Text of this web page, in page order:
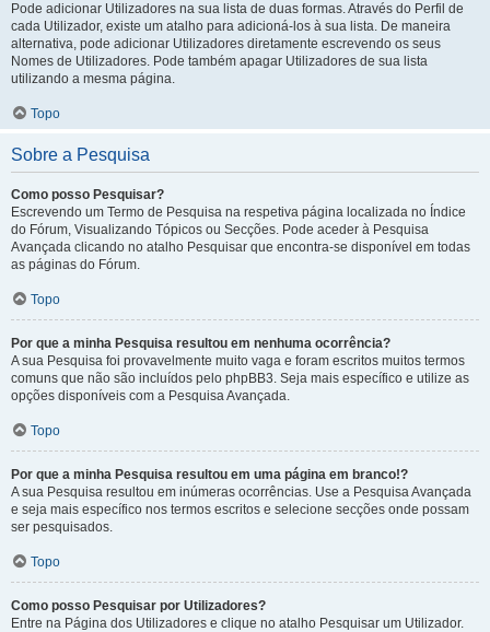
Pode adicionar Utilizadores na sua lista de duas formas. Através do Perfil de
cada Utilizador, existe um atalho para adicioná-los à sua lista. De maneira
alternativa, pode adicionar Utilizadores diretamente escrevendo os seus
Nomes de Utilizadores. Pode também apagar Utilizadores de sua lista
utilizando a mesma página.
Topo
Sobre a Pesquisa
Como posso Pesquisar?
Escrevendo um Termo de Pesquisa na respetiva página localizada no Índice
do Fórum, Visualizando Tópicos ou Secções. Pode aceder à Pesquisa
Avançada clicando no atalho Pesquisar que encontra-se disponível em todas
as páginas do Fórum.
Topo
Por que a minha Pesquisa resultou em nenhuma ocorrência?
A sua Pesquisa foi provavelmente muito vaga e foram escritos muitos termos
comuns que não são incluídos pelo phpBB3. Seja mais específico e utilize as
opções disponíveis com a Pesquisa Avançada.
Topo
Por que a minha Pesquisa resultou em uma página em branco!?
A sua Pesquisa resultou em inúmeras ocorrências. Use a Pesquisa Avançada
e seja mais específico nos termos escritos e selecione secções onde possam
ser pesquisados.
Topo
Como posso Pesquisar por Utilizadores?
Entre na Página dos Utilizadores e clique no atalho Pesquisar um Utilizador.